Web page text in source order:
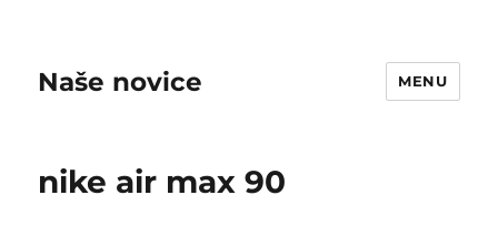
Naše novice MENU
nike air max 90